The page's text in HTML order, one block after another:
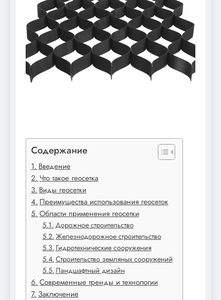
Содержание
Введение
Что такое геосетка
Виды геосетки
Преимущества использования геосеток
Области применения геосетки
Дорожное строительство
Железнодорожное строительство
Гидротехнические сооружения
Строительство земляных сооружений
Ландшафтный дизайн
Современные тренды и технологии
Заключение